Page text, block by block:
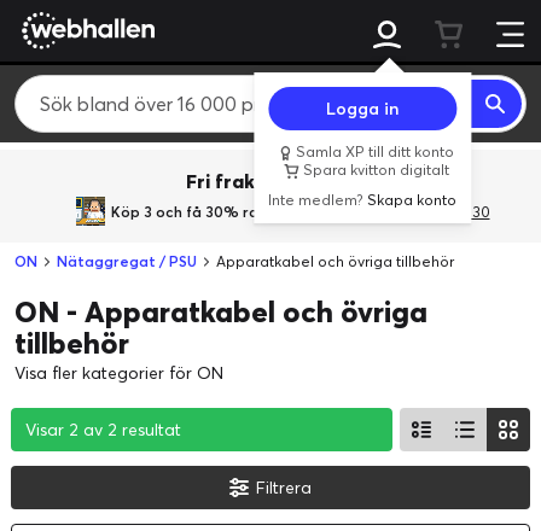
Logga in
Samla XP till ditt konto
Spara kvitton digitalt
Inte medlem?Skapa konto
Fri frakt över 800 kr.
Köp 3 och få 30% rabatt med rabattkoden 3Gives30
ON Nätaggregat / PSU Apparatkabel och övriga tillbehör
ON - Apparatkabel och övriga
tillbehör
Visa fler kategorier för ON
Visar 2 av 2 resultat
Visar 2 av 2 resultat
Visar 2 av 2 resultat
Filtrera